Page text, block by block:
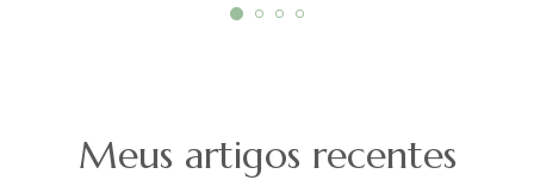
Meus artigos recentes